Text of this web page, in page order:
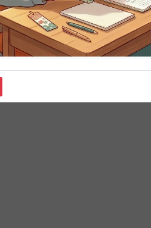
lại giấy tờ kèm chứng chỉ.
thì sẽ có bảng điểm, thời